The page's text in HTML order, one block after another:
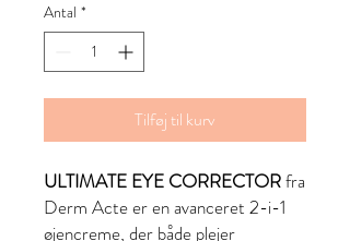
Antal *
Tilføj til kurv
ULTIMATE EYE CORRECTORfra
Derm Acte er en avanceret 2-i-1
øjencreme, der både plejer